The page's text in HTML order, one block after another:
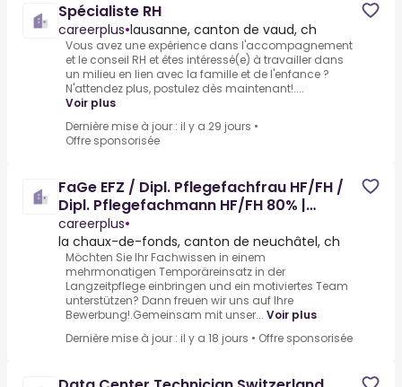
Spécialiste RH
careerplus•lausanne, canton de vaud, ch
Vous avez une expérience dans l'accompagnement
et le conseil RH et êtes intéressé(e) à travailler dans
un milieu en lien avec la famille et de l'enfance ?
N'attendez plus, postulez dès maintenant!....
Voir plus
Dernière mise à jour : il y a 29 jours •
Offre sponsorisée
FaGe EFZ / Dipl. Pflegefachfrau HF/FH /
Dipl. Pflegefachmann HF/FH 80% |
Temporäreinsatz
careerplus•
la chaux-de-fonds, canton de neuchâtel, ch
Möchten Sie Ihr Fachwissen in einem
mehrmonatigen Temporäreinsatz in der
Langzeitpflege einbringen und ein motiviertes Team
unterstützen? Dann freuen wir uns auf Ihre
Bewerbung!.Gemeinsam mit unser... Voir plus
Dernière mise à jour : il y a 18 jours • Offre sponsorisée